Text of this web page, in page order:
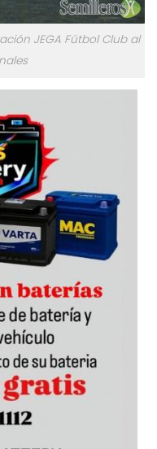
JEGA Fútbol Club al